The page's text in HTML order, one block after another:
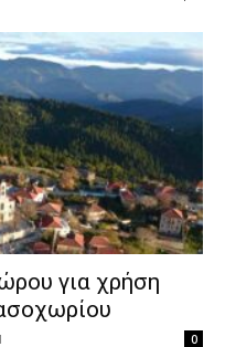
για χρήση
0